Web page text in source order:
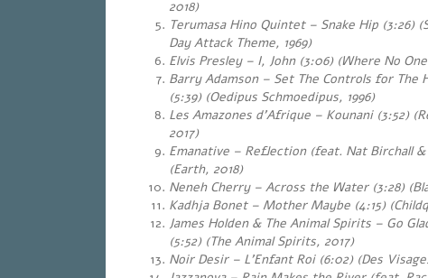
2018)
Terumasa Hino Quintet – Snake Hip (3:26)
Day Attack Theme, 1969)
Elvis Presley – I, John (3:06) (Where No
Barry Adamson – Set The Controls for The
(5:39) (Oedipus Schmoedipus, 1996)
Les Amazones d’Afrique – Kounani (3:52)
2017)
Emanative – Reflection (feat. Nat Birchall &
(Earth, 2018)
Neneh Cherry – Across the Water (3:28)
Kadhja Bonet – Mother Maybe (4:15)
James Holden & The Animal Spirits – Go
(5:52) (The Animal Spirits, 2017)
Noir Desir – L’Enfant Roi (6:02) (Des